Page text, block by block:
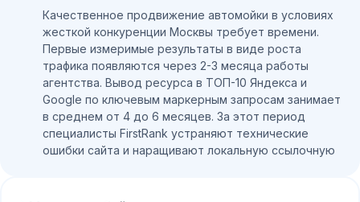
Качественное продвижение автомойки в условиях
жесткой конкуренции Москвы требует времени.
Первые измеримые результаты в виде роста
трафика появляются через 2-3 месяца работы
агентства. Вывод ресурса в ТОП-10 Яндекса и
Google по ключевым маркерным запросам занимает
в среднем от 4 до 6 месяцев. За этот период
специалисты FirstRank устраняют технические
ошибки сайта и наращивают локальную ссылочную